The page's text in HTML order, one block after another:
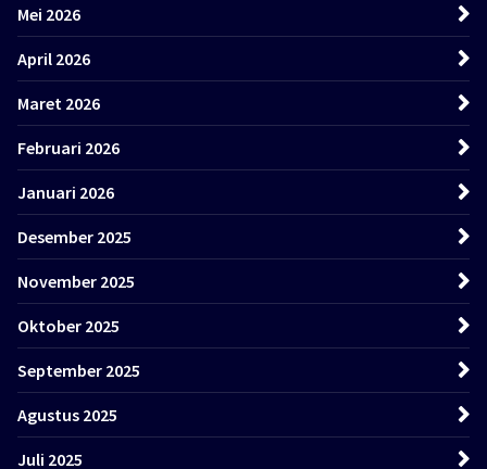
Mei 2026
April 2026
Maret 2026
Februari 2026
Januari 2026
Desember 2025
November 2025
Oktober 2025
September 2025
Agustus 2025
Juli 2025